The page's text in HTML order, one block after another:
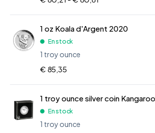
1 oz Koala d'Argent 2020
En stock
1 troy ounce
€ 85,35
1 troy ounce silver coin
En stock
1 troy ounce